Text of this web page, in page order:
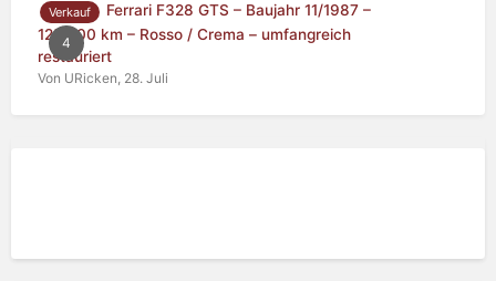
4
Verkauf
Ferrari F328 GTS – Baujahr 11/1987 –
125.000 km – Rosso / Crema – umfangreich
restauriert
Von URicken, 28. Juli